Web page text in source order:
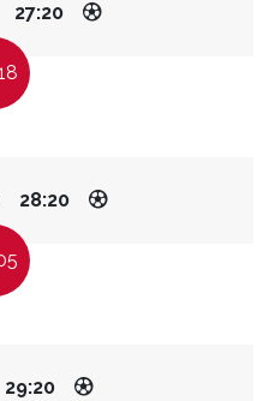
27:20
28:20
29:20